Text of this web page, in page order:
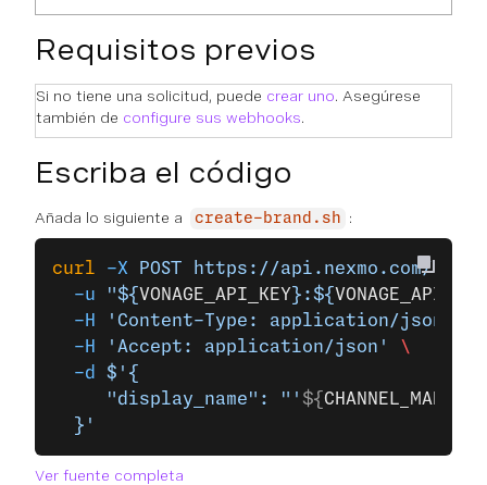
Requisitos previos
Si no tiene una solicitud, puede crear uno. Asegúrese
también de configure sus webhooks.
Escriba el código
Añada lo siguiente a create-brand.sh :
curl -X POST https://api.nexmo.com/v1/
  -u
"${ VONAGE_API_KEY }:${
  -H
'Content-Type: application/json'
  -H
'Accept: application/json'
\
  -d
$'{
     "display_name": "'
${
  }'
Ver fuente completa